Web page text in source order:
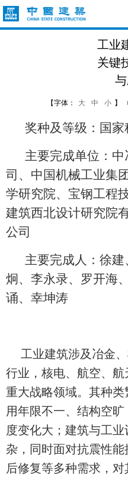
工业
关键
【字体： 大 中 小 】
奖种及等级：国
主要完成单位：
司、中国机械工业集
学研究院、宝钢工程
建筑西北设计研究院
公司
主要完成人：徐
炯、李永录、罗开海
诵、幸坤涛
工业建筑涉及冶金
行业，核电、航空、
重大战略领域。其种
用年限不一、结构空
度变化大；建筑与工
杂，同时面对抗震性
后修复等多种需求，